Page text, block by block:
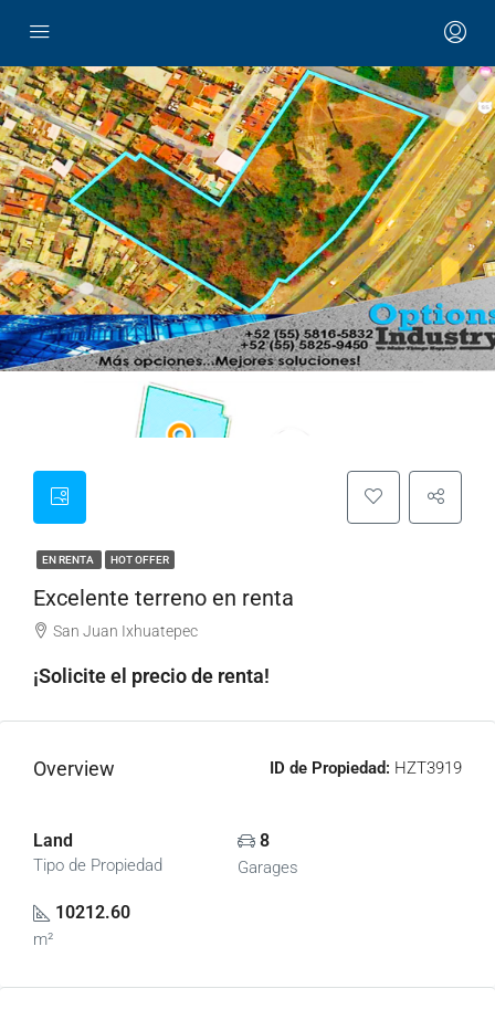
EN RENTA HOT OFFER
Excelente terreno en renta
San Juan Ixhuatepec
¡Solicite el precio de renta!
Overview ID de Propiedad: HZT3919
Land
Tipo de Propiedad
8
Garages
10212.60
m²